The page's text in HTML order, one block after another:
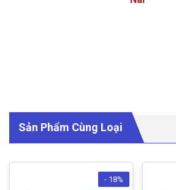
Sản Phẩm Cùng Loại
- 18%